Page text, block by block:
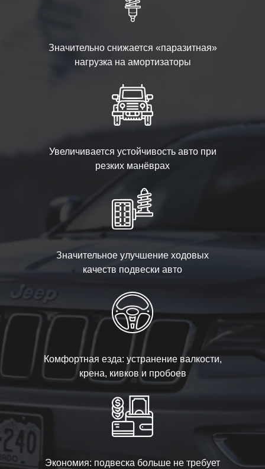
Значительно снижается «паразитная»
нагрузка на амортизаторы
Увеличивается устойчивость авто при
резких манёврах
Значительное улучшение ходовых
качеств подвески авто
Комфортная езда: устранение валкости,
крена, кивков и пробоев
Экономия: подвеска больше не требует